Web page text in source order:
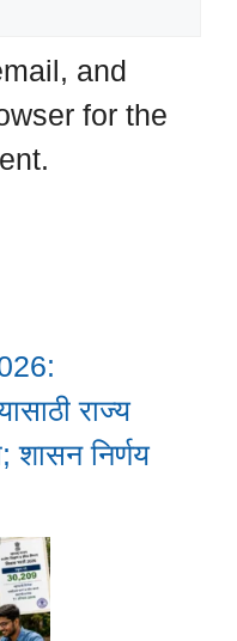
and
for the
राज्य
शासन निर्णय